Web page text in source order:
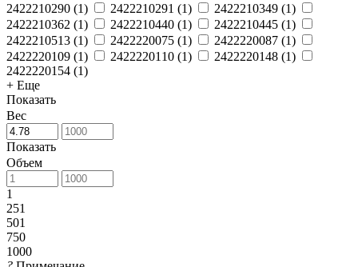
2422210290 (1) 2422210291 (1) 2422210349 (1)
2422210362 (1) 2422210440 (1) 2422210445 (1)
2422210513 (1) 2422220075 (1) 2422220087 (1)
2422220109 (1) 2422220110 (1) 2422220148 (1)
2422220154 (1)
+ Еще
Показать
Вес
Показать
Объем
1
251
501
750
1000